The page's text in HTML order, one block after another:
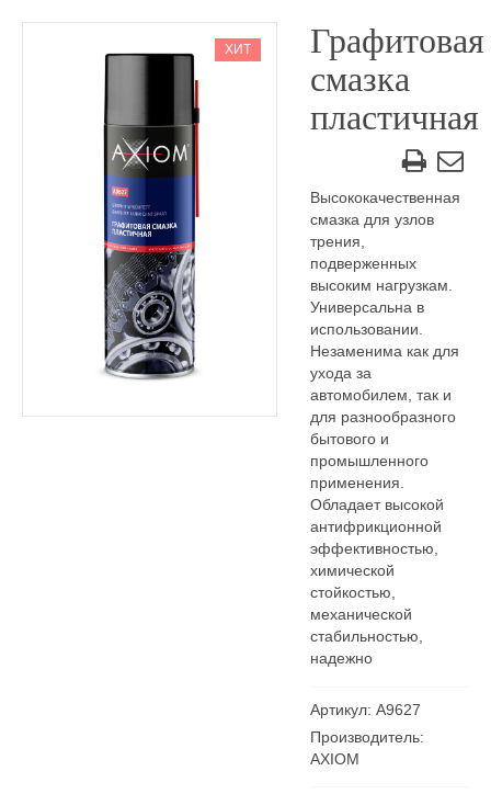
ХИТ
Графитовая
смазка
пластичная
Высококачественная
смазка для узлов
трения,
подверженных
высоким нагрузкам.
Универсальна в
использовании.
Незаменима как для
ухода за
автомобилем, так и
для разнообразного
бытового и
промышленного
применения.
Обладает высокой
антифрикционной
эффективностью,
химической
стойкостью,
механической
стабильностью,
надежно
Артикул: А9627
Производитель:
AXIOM